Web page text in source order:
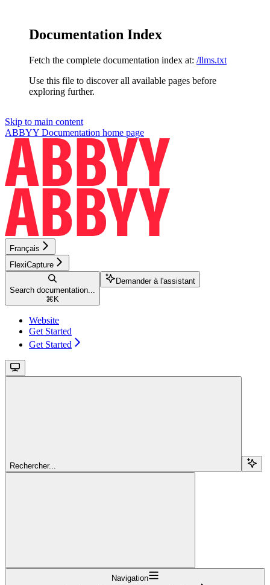
Documentation Index
Fetch the complete documentation index at: /llms.txt
Use this file to discover all available pages before
exploring further.
Skip to main content
ABBYY Documentation home page
Français
FlexiCapture
Search documentation...
⌘ K
Demander à l'assistant
Website
Get Started
Get Started
Rechercher...
Navigation